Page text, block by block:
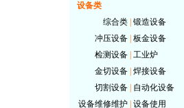
设备类
综合类 锻造设备
冲压设备 板金设备
检测设备 工业炉
金切设备 焊接设备
切割设备
自动化设备
设备维修维护 设备使用